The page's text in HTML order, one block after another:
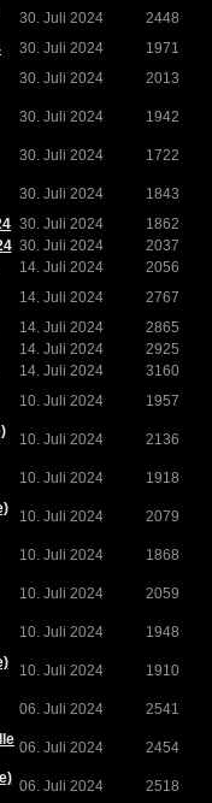
30. Juli 2024
2448
30. Juli 2024
1971
30. Juli 2024
2013
30. Juli 2024
1942
30. Juli 2024
1722
30. Juli 2024
1843
30. Juli 2024
1862
30. Juli 2024
2037
14. Juli 2024
2056
14. Juli 2024
2767
14. Juli 2024
2865
14. Juli 2024
2925
14. Juli 2024
3160
10. Juli 2024
1957
10. Juli 2024
2136
10. Juli 2024
1918
10. Juli 2024
2079
10. Juli 2024
1868
10. Juli 2024
2059
10. Juli 2024
1948
10. Juli 2024
1910
06. Juli 2024
2541
06. Juli 2024
2454
06. Juli 2024
2518